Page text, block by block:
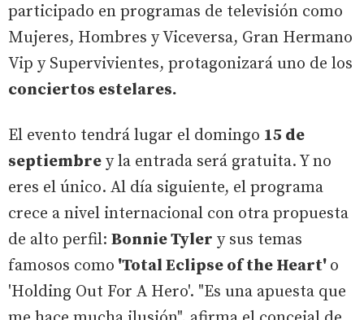
participado en programas de televisión como
Mujeres, Hombres y Viceversa, Gran Hermano
Vip y Supervivientes, protagonizará uno de los
conciertos estelares.
El evento tendrá lugar el domingo 15 de
septiembre y la entrada será gratuita. Y no
eres el único. Al día siguiente, el programa
crece a nivel internacional con otra propuesta
de alto perfil: Bonnie Tyler y sus temas
famosos como 'Total Eclipse of the Heart' o
'Holding Out For A Hero'. "Es una apuesta que